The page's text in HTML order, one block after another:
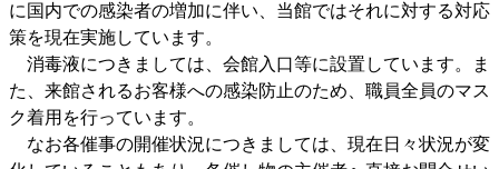
に国内での感染者の増加に伴い、当館ではそれに対する対応
策を現在実施しています。
消毒液につきましては、会館入口等に設置しています。ま
た、来館されるお客様への感染防止のため、職員全員のマス
ク着用を行っています。
なお各催事の開催状況につきましては、現在日々状況が変